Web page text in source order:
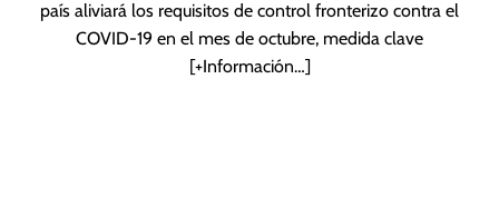
país aliviará los requisitos de control fronterizo contra el
COVID-19 en el mes de octubre, medida clave
[+Información…]